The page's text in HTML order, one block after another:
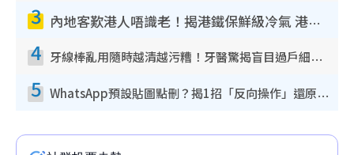
3 內地客歎港人唔識老！揭港鐵保鮮級冷氣 港人求放過：咪投訴
4 牙線棒亂用隨時越清越污糟！牙醫驚揭盲目過戶細菌恐致蛀牙：呢種先係日常真保養
5 WhatsApp預設貼圖點刪？揭1招「反向操作」還原簡潔介面 附3步實測教學